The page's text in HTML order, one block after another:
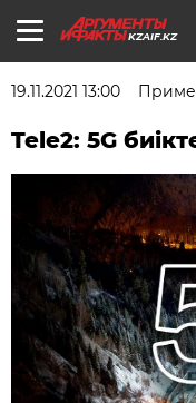
KZAIF.KZ
19.11.2021 13:00
Tele2: 5G